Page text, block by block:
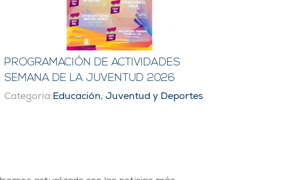
PROGRAMACIÓN DE ACTIVIDADES
SEMANA DE LA JUVENTUD 2026
Categoria:Educación, Juventud y Deportes